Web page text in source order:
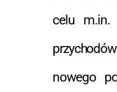
celu m.in.
nowego